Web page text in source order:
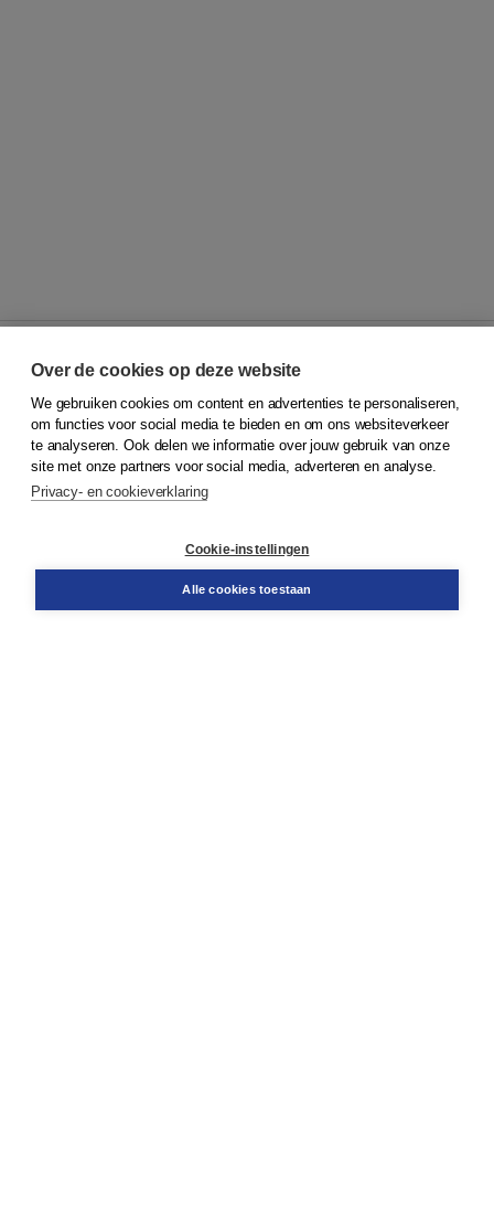
© 2026Koninklijke Boom uitgevers
Klantenservice
Service & informatie
Contact
Over de cookies op deze website
We gebruiken cookies om content en advertenties te personaliseren,
om functies voor social media te bieden en om ons websiteverkeer
te analyseren. Ook delen we informatie over jouw gebruik van onze
site met onze partners voor social media, adverteren en analyse.
Privacy- en cookieverklaring
Cookie-instellingen
Alle cookies toestaan